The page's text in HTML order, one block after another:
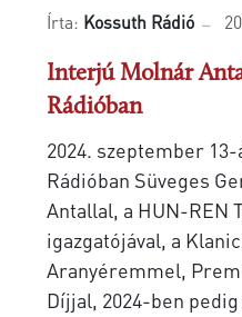
Írta: Kossuth Rádió
Interjú Molnár
Rádióban
2024. szeptember
Rádióban Süveges
Antallal, a HUN-REN
igazgatójával, a
Aranyéremmel,
Díjjal, 2024-ben pedig